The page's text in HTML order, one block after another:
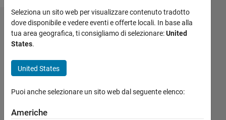
Matlab
help
user input
random
integers
Seleziona un sito web per visualizzare contenuto tradotto
dove disponibile e vedere eventi e offerte locali. In base alla
tua area geografica, ti consigliamo di selezionare:United
States.
United States
Puoi anche selezionare un sito web dal seguente elenco:
Americhe